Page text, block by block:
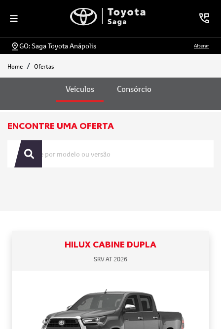
GO: Saga Toyota Anápolis Alterar
Home Ofertas
Veículos Consórcio
Ofertas
ENCONTRE UMA OFERTA
HILUX CABINE DUPLA
SRV AT 2026